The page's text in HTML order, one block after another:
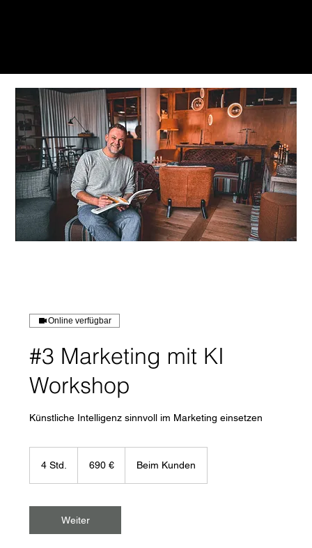
Online verfügbar
#3 Marketing mit KI
Workshop
Künstliche Intelligenz sinnvoll im Marketing einsetzen
4 Std.
d
.
690 € Beim Kunden
Weiter